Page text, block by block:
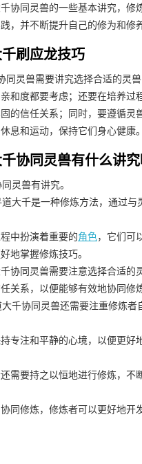
协同灵兽的一些基本讲究，修
，并不断提升自己的修为和修养
刷应龙技巧
同灵兽需要讲究选择合适的灵
和度都要考虑；还要在培养过
的信任关系；同时，要遵循灵
息和运动，保持它们身心健康。
协同灵兽有什么讲
灵兽有讲究。
大千是一种修炼方法，通过与
中扮演着重要的角色，它们可
地掌握修炼技巧。
协同灵兽需要注意选择合适的
关系，以便能够有效地协同修炼
千协同灵兽还需要注重修炼者
专注和平静的心境，以便更好
需要持之以恒地进行修炼，不
同修炼，修炼者可以更好地开